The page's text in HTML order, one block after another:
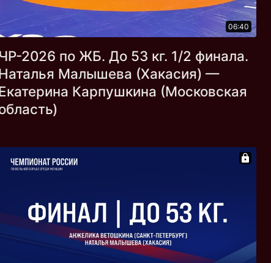
06:40
ЧР-2026 по ЖБ. До 53 кг. 1/2 финала.
Малышева (Хакасия) —
Карпушкина (Московская